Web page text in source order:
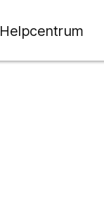
Helpcentrum